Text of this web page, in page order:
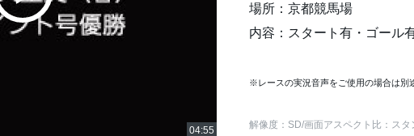
場所：京都競馬場
内容：スタート有・ゴール
※レースの実況音声をご使用の場合は別
解像度：SD/画面アスペクト比：スタ